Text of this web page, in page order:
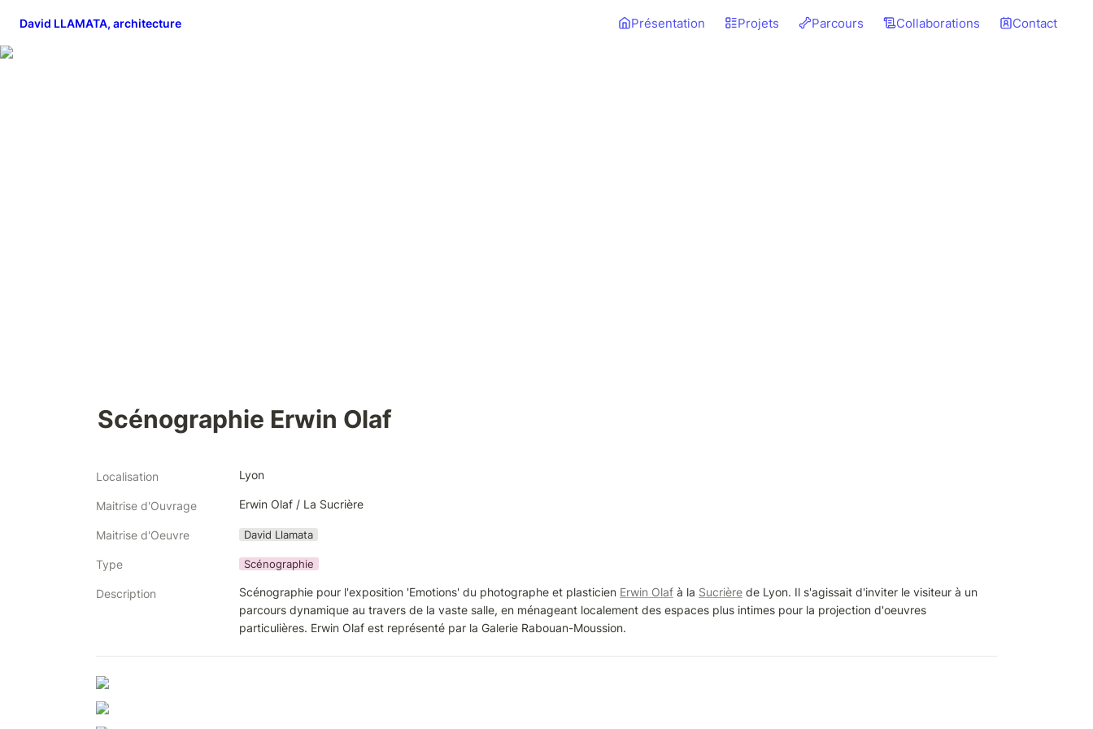
David LLAMATA, architecture Présentation Projets Parcours Collaborations Contact
Scénographie Erwin Olaf
Localisation Lyon
Maitrise d'Ouvrage Erwin Olaf / La Sucrière
Maitrise d'Oeuvre David Llamata
Type Scénographie
Description Scénographie pour l'exposition 'Emotions' du photographe et plasticien Erwin Olaf à la Sucrière de Lyon. Il s'agissait d'inviter le visiteur à un
parcours dynamique au travers de la vaste salle, en ménageant localement des espaces plus intimes pour la projection d'oeuvres
particulières. Erwin Olaf est représenté par la Galerie Rabouan-Moussion.